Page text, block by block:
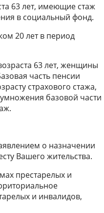
63 лет, имеющие стаж
в социальный фонд.
20 лет в период
63 лет, женщины
часть пенсии
страхового стажа,
базовой части
о назначении
Вашего жительства.
престарелых и
и инвалидов,